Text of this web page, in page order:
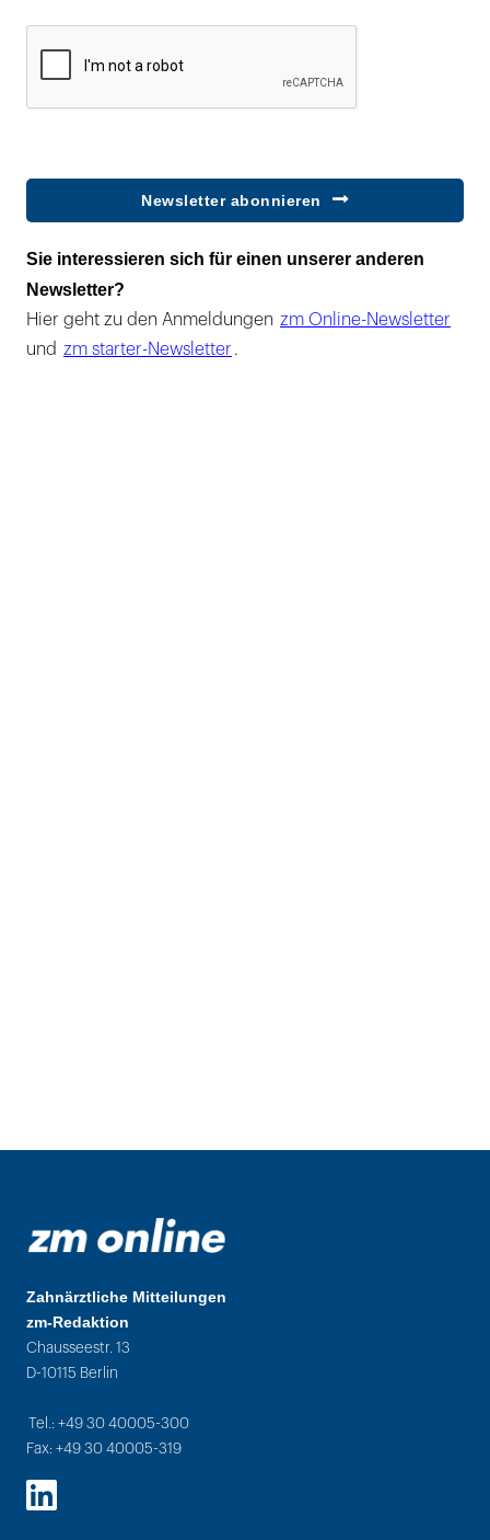
Newsletter abonnieren
Sie interessieren sich für einen unserer anderen
Newsletter?
Hier geht zu den Anmeldungen zm Online-Newsletter
und zm starter-Newsletter .
Zahnärztliche Mitteilungen
zm-Redaktion
Chausseestr. 13
D-10115 Berlin
Tel.: +49 30 40005-300
Fax: +49 30 40005-319
LinkedIn